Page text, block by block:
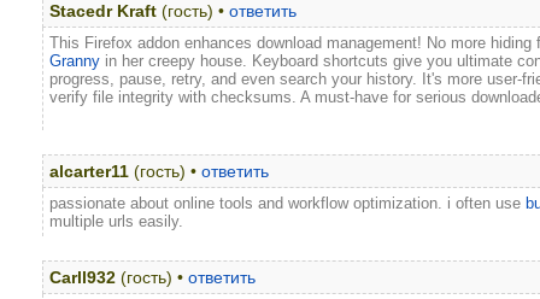
Stacedr Kraft (гость) • ответить
This Firefox addon enhances download management! No more
Granny in her creepy house. Keyboard shortcuts give you ultimate
progress, pause, retry, and even search your history. It's more user-
verify file integrity with checksums. A must-have for serious
alcarter11 (гость) • ответить
passionate about online tools and workflow optimization. i often use
multiple urls easily.
Carll932 (гость) • ответить